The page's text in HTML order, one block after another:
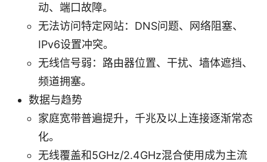
动、端口故障。
无法访问特定网站：DNS问题、网络阻塞、
IPv6设置冲突。
无线信号弱：路由器位置、干扰、墙体遮挡、
频道拥塞。
数据与趋势
家庭宽带普遍提升，千兆及以上连接逐渐常态
化。
无线覆盖和5GHz/2.4GHz混合使用成为主流